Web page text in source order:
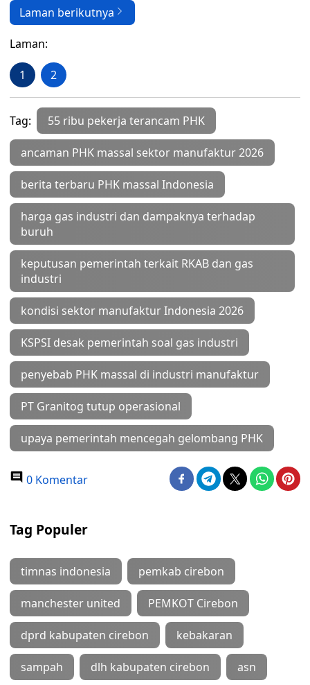
Laman berikutnya
Laman:
1 2
Tag: 55 ribu pekerja terancam PHK
ancaman PHK massal sektor manufaktur 2026
berita terbaru PHK massal Indonesia
harga gas industri dan dampaknya terhadap
buruh
keputusan pemerintah terkait RKAB dan gas
industri
kondisi sektor manufaktur Indonesia 2026
KSPSI desak pemerintah soal gas industri
penyebab PHK massal di industri manufaktur
PT Granitog tutup operasional
upaya pemerintah mencegah gelombang PHK
0 Komentar
Tag Populer
timnas indonesia pemkab cirebon
manchester united PEMKOT Cirebon
dprd kabupaten cirebon kebakaran
sampah dlh kabupaten cirebon asn